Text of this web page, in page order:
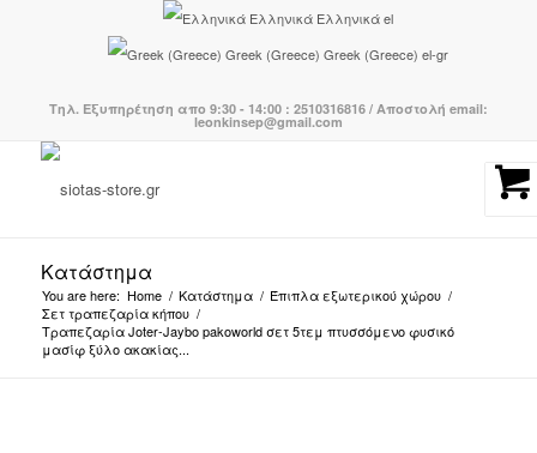
Ελληνικά Ελληνικά el
Greek (Greece) Greek (Greece) el-gr
Τηλ. Εξυπηρέτηση απο 9:30 - 14:00 : 2510316816 / Αποστολή email:
leonkinsep@gmail.com
Κατάστημα
You are here: Home / Κατάστημα / Έπιπλα εξωτερικού χώρου /
Σετ τραπεζαρία κήπου /
Τραπεζαρία Joter-Jaybo pakoworld σετ 5τεμ πτυσσόμενο φυσικό
μασίφ ξύλο ακακίας...